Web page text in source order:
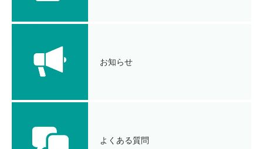
お知らせ
よくある質問